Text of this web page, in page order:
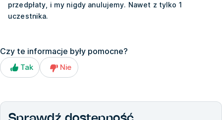
przedpłaty, i my nigdy anulujemy. Nawet z tylko 1
uczestnika.
Czy te informacje były pomocne?
Tak Nie